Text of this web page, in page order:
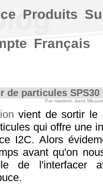
de particules SPS30
Par martinm, dans
vient de sortir le
qui offre une
I2C. Alors
avant qu'on
de l'interfacer
Produits
Français